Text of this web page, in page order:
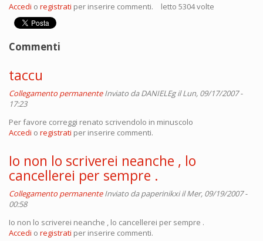
Accedi o registrati per inserire commenti. letto 5304 volte
Commenti
taccu
Collegamento permanente Inviato daDANIELEgil Lun, 09/17/2007 -
17:23
Per favore correggi renato scrivendolo in minuscolo
Accedi o registrati per inserire commenti.
Io non lo scriverei neanche , lo
cancellerei per sempre .
Collegamento permanente Inviato dapaperinikxiil Mer, 09/19/2007 -
00:58
Io non lo scriverei neanche , lo cancellerei per sempre .
Accedi o registrati per inserire commenti.